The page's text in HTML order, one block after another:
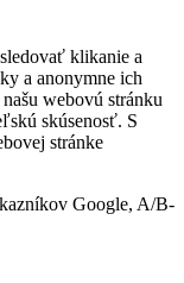
klikanie a
a anonymne ich
webovú stránku
skúsenosť. S
stránke
Google, A/B-